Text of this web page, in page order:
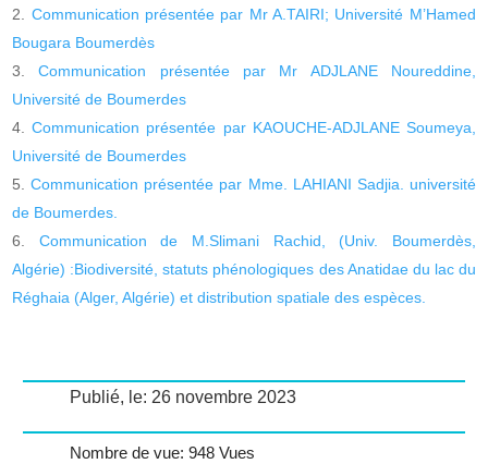
Communication présentée par Mr A.TAIRI; Université M’Hamed
Bougara Boumerdès
Communication présentée par Mr ADJLANE Noureddine,
Université de Boumerdes
Communication présentée par KAOUCHE-ADJLANE Soumeya,
Université de Boumerdes
Communication présentée par Mme. LAHIANI Sadjia. université
de Boumerdes.
Communication de M.Slimani Rachid, (Univ. Boumerdès,
Algérie) :Biodiversité, statuts phénologiques des Anatidae du lac du
Réghaia (Alger, Algérie) et distribution spatiale des espèces.
Publié, le: 26 novembre 2023
Nombre de vue: 948 Vues